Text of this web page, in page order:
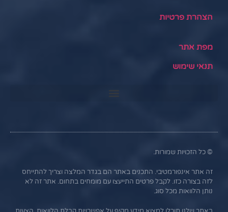
הצהרת פרטיות
מפת אתר
תנאי שימוש
© כל הזכויות שמורות.
זה אתר אינפורמטיבי. התכנים באתר הם בגדר המלצה וצריך להתייחס
לזה בצורה כזו. לקבל פרטים התייעצו עם מומחים בתחום. אתר זה לא
נותן הלוואות מכל סוג.